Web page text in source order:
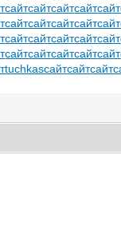
сайтсайтсайтсайтсайт
сайтсайтсайтсайтсайт
сайтсайтсайтсайтсайт
сайтсайтсайтсайтсайт
tuchkasсайтсайтсайт